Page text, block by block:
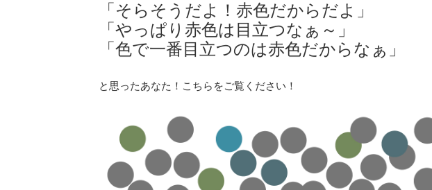
「そらそうだよ！赤色だからだよ」
「やっぱり赤色は目立つなぁ～」
「色で一番目立つのは赤色だからなぁ」
と思ったあなた！こちらをご覧ください！